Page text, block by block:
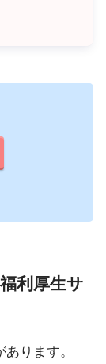
利厚生サ
ります。